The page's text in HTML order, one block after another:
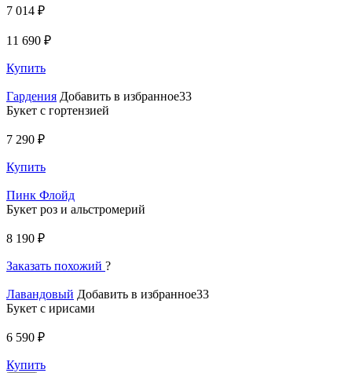
7 014 ₽
11 690 ₽
Купить
Гардения Добавить в избранное33
Букет с гортензией
7 290 ₽
Купить
Пинк Флойд
Букет роз и альстромерий
8 190 ₽
Заказать похожий ?
Лавандовый Добавить в избранное33
Букет с ирисами
6 590 ₽
Купить